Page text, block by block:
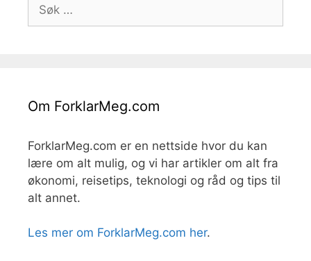
etter:
Om ForklarMeg.com
ForklarMeg.com er en nettside hvor du kan
lære om alt mulig, og vi har artikler om alt fra
økonomi, reisetips, teknologi og råd og tips til
alt annet.
Les mer om ForklarMeg.com her.